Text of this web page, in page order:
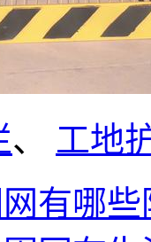
、 工地
有哪